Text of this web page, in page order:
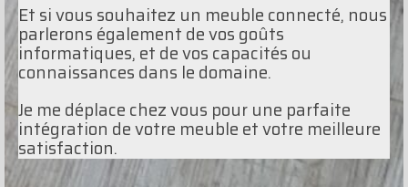
Et si vous souhaitez un meuble connecté, nous
parlerons également de vos goûts
informatiques, et de vos capacités ou
connaissances dans le domaine.
Je me déplace chez vous pour une parfaite
intégration de votre meuble et votre meilleure
satisfaction.